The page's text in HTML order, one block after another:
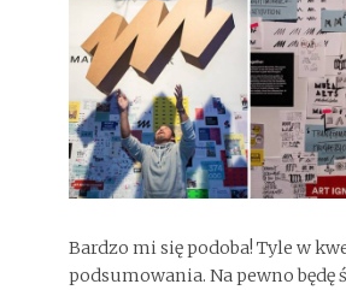
Bardzo mi się podoba! Tyle w
podsumowania. Na pewno będę